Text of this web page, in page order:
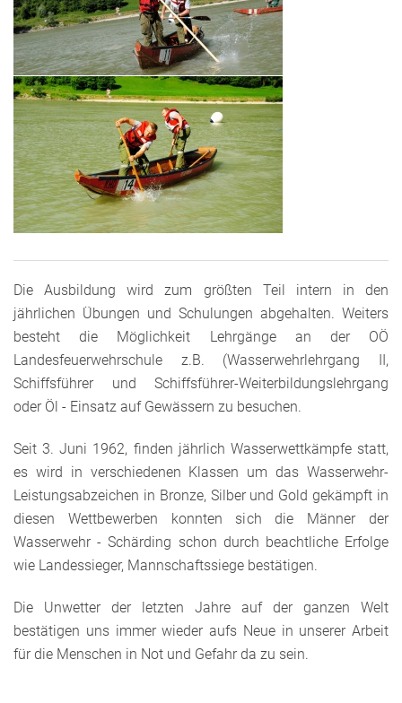
Die Ausbildung wird zum größten Teil intern in den
jährlichen Übungen und Schulungen abgehalten. Weiters
besteht die Möglichkeit Lehrgänge an der OÖ
Landesfeuerwehrschule z.B. (Wasserwehrlehrgang II,
Schiffsführer und Schiffsführer-Weiterbildungslehrgang
oder Öl - Einsatz auf Gewässern zu besuchen.
Seit 3. Juni 1962, finden jährlich Wasserwettkämpfe statt,
es wird in verschiedenen Klassen um das Wasserwehr-
Leistungsabzeichen in Bronze, Silber und Gold gekämpft in
diesen Wettbewerben konnten sich die Männer der
Wasserwehr - Schärding schon durch beachtliche Erfolge
wie Landessieger, Mannschaftssiege bestätigen.
Die Unwetter der letzten Jahre auf der ganzen Welt
bestätigen uns immer wieder aufs Neue in unserer Arbeit
für die Menschen in Not und Gefahr da zu sein.